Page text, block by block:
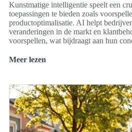
Kunstmatige intelligentie speelt een
toepassingen te bieden zoals
productoptimalisatie. AI helpt
veranderingen in de markt en
voorspellen, wat bijdraagt aan hun
Meer lezen